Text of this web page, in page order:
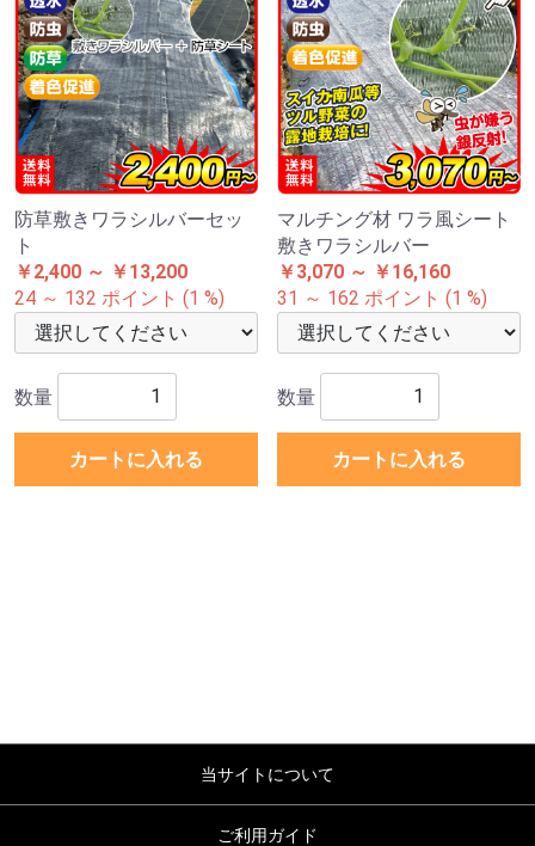
防草敷きワラシルバーセッ
ト
￥2,400 ～ ￥13,200
24 ～ 132 ポイント (1 %)
数量
カートに入れる
マルチング材 ワラ風シート
敷きワラシルバー
￥3,070 ～ ￥16,160
31 ～ 162 ポイント (1 %)
数量
カートに入れる
当サイトについて
ご利用ガイド